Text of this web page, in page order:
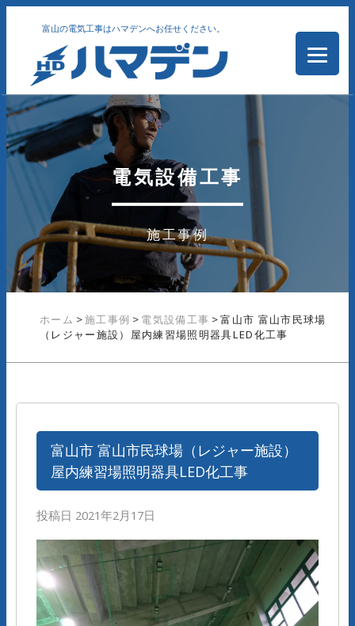
富山の電気工事はハマデンへお任せください。
電気設備工事
施工事例
ホーム >施工事例 > 電気設備工事 >富山市 富山市民球場
（レジャー施設）屋内練習場照明器具LED化工事
富山市 富山市民球場（レジャー施設）
屋内練習場照明器具LED化工事
投稿日 2021年2月17日